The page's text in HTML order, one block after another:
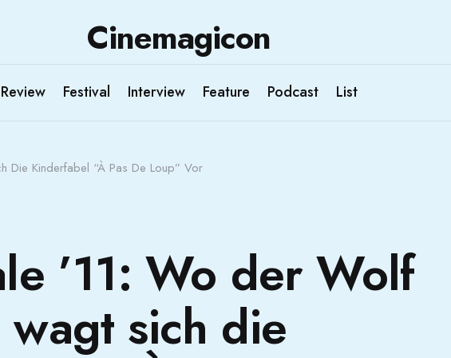
Cinemagicon
Review Festival Interview Feature Podcast
List
Die Kinderfabel “À Pas De Loup” Vor
’11: Wo der Wolf
sich die